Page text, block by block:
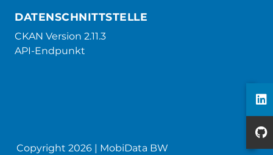
DATENSCHNITTSTELLE
CKAN Version 2.11.3
API-Endpunkt
Copyright 2026 | MobiData BW